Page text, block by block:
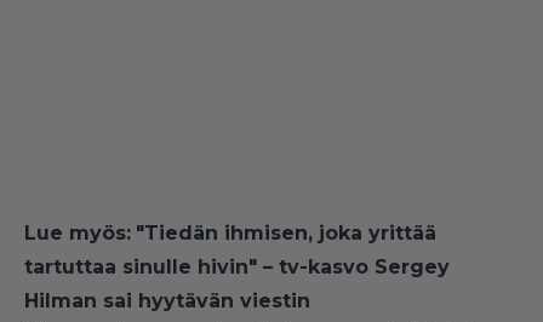
Lue myös: "Tiedän ihmisen, joka yrittää
tartuttaa sinulle hivin" – tv-kasvo Sergey
Hilman sai hyytävän viestin